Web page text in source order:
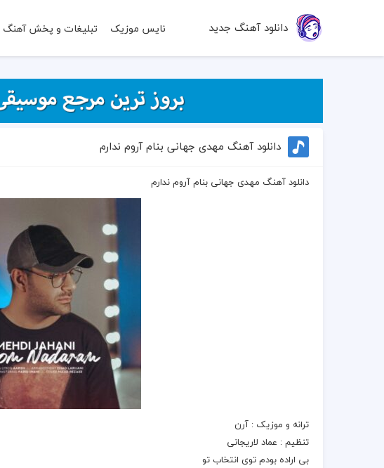
دانلود آهنگ جدید نایس موزیک تبلیغات و پخش آهنگ
دانلود آهنگ مهدی جهانی بنام آروم ندارم
دانلود آهنگ مهدی جهانی بنام آروم ندارم
ترانه و موزیک : آرن
تنظیم : عماد لاریجانی
بی اراده بودم توی انتخاب تو